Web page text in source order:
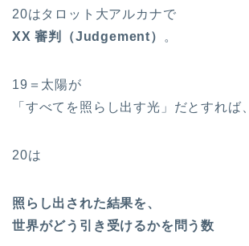
20はタロット大アルカナで
XX審判（Judgement） 。
19＝太陽が
「すべてを照らし出す光」だとすれば、
20は
照らし出された結果を、
世界がどう引き受けるかを問う数